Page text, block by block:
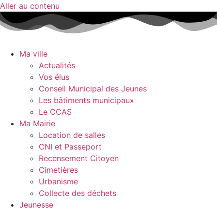
Aller au contenu
Ma ville
Actualités
Vos élus
Conseil Municipal des Jeunes
Les bâtiments municipaux
Le CCAS
Ma Mairie
Location de salles
CNI et Passeport
Recensement Citoyen
Cimetières
Urbanisme
Collecte des déchets
Jeunesse